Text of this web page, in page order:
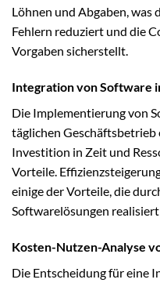
Löhnen und Abgaben, was
Fehlern reduziert und die
Vorgaben sicherstellt.
Integration von Software
Die Implementierung von
täglichen
Investition in Zeit und
Vorteile.
einige der Vorteile, die
Softwarelösungen
Kosten-Nutzen-Analyse
Die Entscheidung für eine